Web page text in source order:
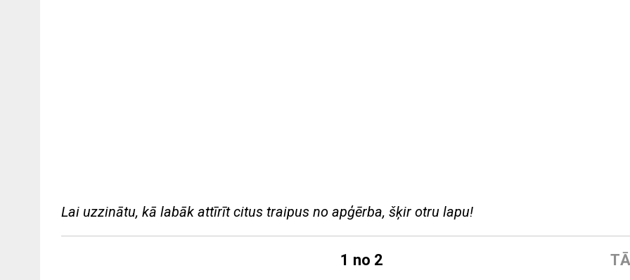
Lai uzzinātu, kā labāk attīrīt citus traipus no apģērba, šķir otru lapu!
1 no 2